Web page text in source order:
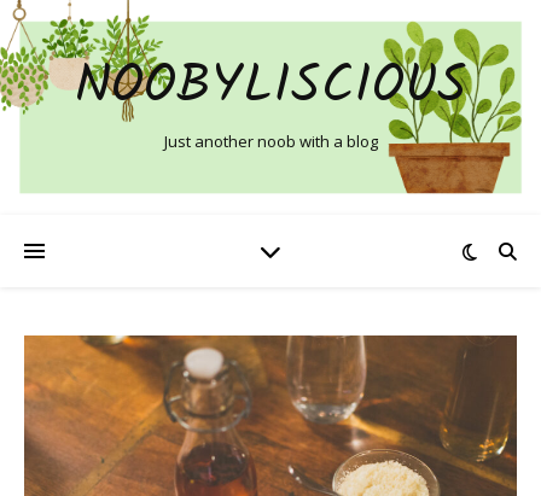
NOOBYLISCIOUS
Just another noob with a blog